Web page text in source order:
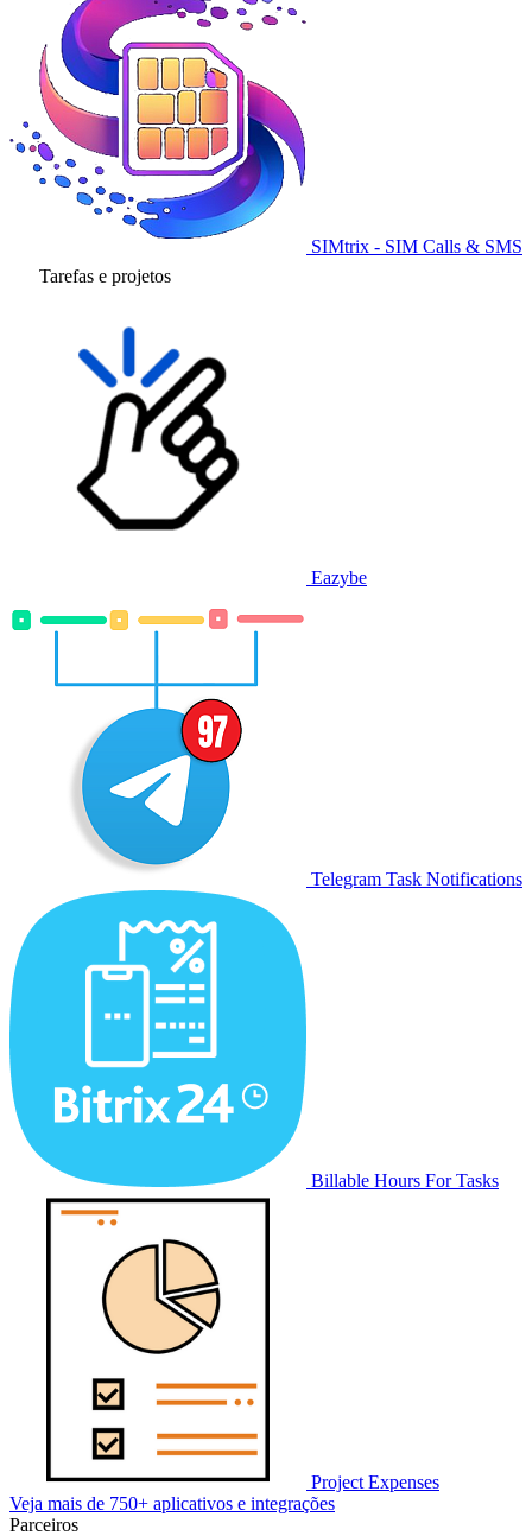
SIMtrix - SIM Calls & SMS
Tarefas e projetos
Eazybe
Telegram Task Notifications
Billable Hours For Tasks
Project Expenses
Veja mais de 750+ aplicativos e integrações
Parceiros